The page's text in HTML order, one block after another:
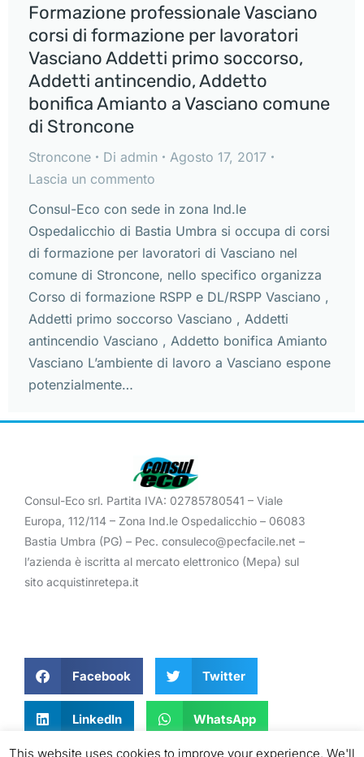
Formazione professionale Vasciano
corsi di formazione per lavoratori
Vasciano Addetti primo soccorso,
Addetti antincendio, Addetto
bonifica Amianto a Vasciano comune
di Stroncone
Stroncone Di admin
Agosto 17, 2017
Lascia un commento
Consul-Eco con sede in zona Ind.le
Ospedalicchio di Bastia Umbra si occupa di corsi
di formazione per lavoratori di Vasciano nel
comune di Stroncone, nello specifico organizza
Corso di formazione RSPP e DL/RSPP Vasciano ,
Addetti primo soccorso Vasciano , Addetti
antincendio Vasciano , Addetto bonifica Amianto
Vasciano L’ambiente di lavoro a Vasciano espone
potenzialmente…
Consul-Eco srl. Partita IVA: 02785780541 – Viale
Europa, 112/114 – Zona Ind.le Ospedalicchio – 06083
Bastia Umbra (PG) – Pec. consuleco@pecfacile.net –
l’azienda è iscritta al mercato elettronico (Mepa) sul
sito acquistinretepa.it
Facebook Twitter
LinkedIn WhatsApp
This website uses cookies to improve your experience. We'll